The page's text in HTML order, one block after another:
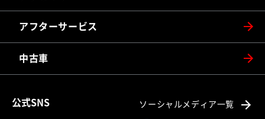
アフターサービス
中古車
公式SNS ソーシャルメディア一覧